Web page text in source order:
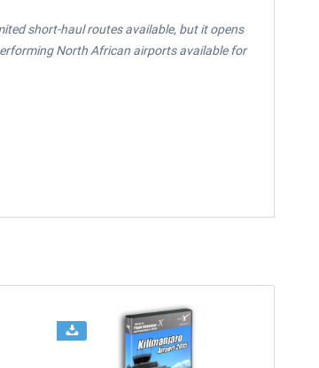
short-haul routes available, but it opens
North African airports available for